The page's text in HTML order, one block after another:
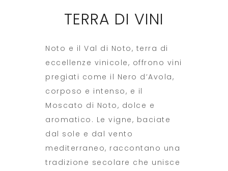
TERRA DI VINI
Noto e il Val di Noto, terra di
eccellenze vinicole, offrono vini
pregiati come il Nero d’Avola,
corposo e intenso, e il
Moscato di Noto, dolce e
aromatico. Le vigne, baciate
dal sole e dal vento
mediterraneo, raccontano una
tradizione secolare che unisce